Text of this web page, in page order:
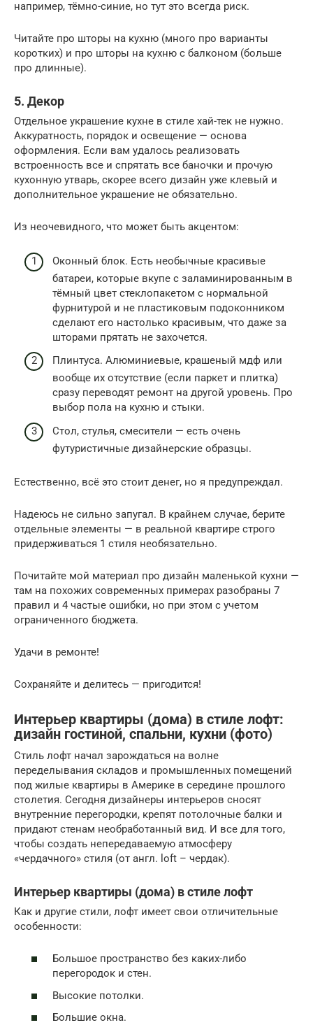
например, тёмно-синие, но тут это всегда риск.
Читайте про шторы на кухню (много про варианты
коротких) и про шторы на кухню с балконом (больше
про длинные).
5. Декор
Отдельное украшение кухне в стиле хай-тек не нужно.
Аккуратность, порядок и освещение — основа
оформления. Если вам удалось реализовать
встроенность все и спрятать все баночки и прочую
кухонную утварь, скорее всего дизайн уже клевый и
дополнительное украшение не обязательно.
Из неочевидного, что может быть акцентом:
Оконный блок. Есть необычные красивые
батареи, которые вкупе с заламинированным в
тёмный цвет стеклопакетом с нормальной
фурнитурой и не пластиковым подоконником
сделают его настолько красивым, что даже за
шторами прятать не захочется.
Плинтуса. Алюминиевые, крашеный мдф или
вообще их отсутствие (если паркет и плитка)
сразу переводят ремонт на другой уровень. Про
выбор пола на кухню и стыки.
Стол, стулья, смесители — есть очень
футуристичные дизайнерские образцы.
Естественно, всё это стоит денег, но я предупреждал.
Надеюсь не сильно запугал. В крайнем случае, берите
отдельные элементы — в реальной квартире строго
придерживаться 1 стиля необязательно.
Почитайте мой материал про дизайн маленькой кухни —
там на похожих современных примерах разобраны 7
правил и 4 частые ошибки, но при этом с учетом
ограниченного бюджета.
Удачи в ремонте!
Сохраняйте и делитесь — пригодится!
Интерьер квартиры (дома) в стиле лофт:
дизайн гостиной, спальни, кухни (фото)
Стиль лофт начал зарождаться на волне
переделывания складов и промышленных помещений
под жилые квартиры в Америке в середине прошлого
столетия. Сегодня дизайнеры интерьеров сносят
внутренние перегородки, крепят потолочные балки и
придают стенам необработанный вид. И все для того,
чтобы создать непередаваемую атмосферу
«чердачного» стиля (от англ. loft – чердак).
Интерьер квартиры (дома) в стиле лофт
Как и другие стили, лофт имеет свои отличительные
особенности:
Большое пространство без каких-либо
перегородок и стен.
Высокие потолки.
Большие окна.